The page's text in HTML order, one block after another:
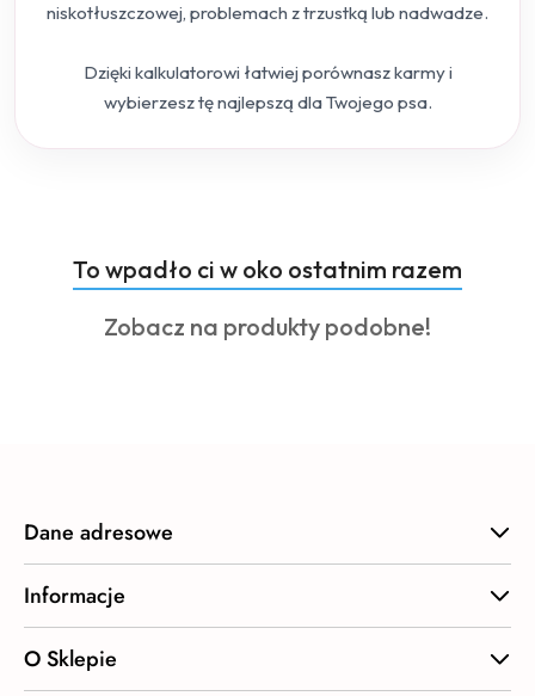
niskotłuszczowej, problemach z trzustką lub nadwadze.
Dzięki kalkulatorowi łatwiej porównasz karmy i
wybierzesz tę najlepszą dla Twojego psa.
Pomiń karuzelę produktów
Produkty
o
statusie:
To wpadło ci w oko ostatnim razem
Produkty
Zobacz na produkty podobne!
Dane adresowe
Informacje
O Sklepie